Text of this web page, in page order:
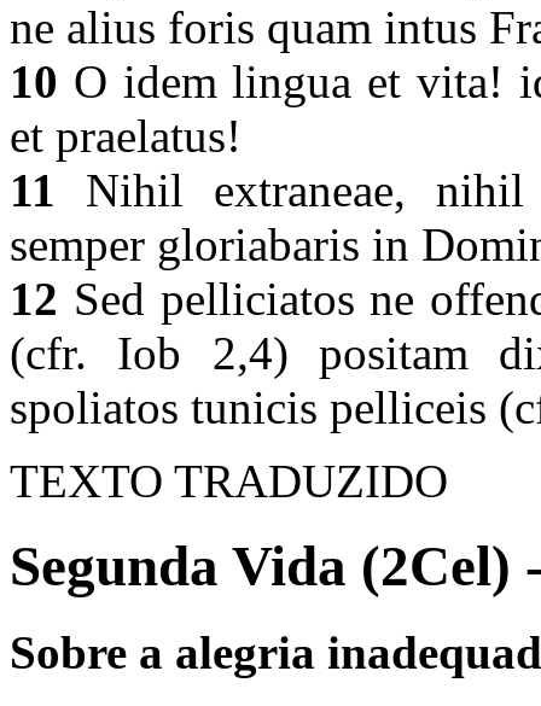
ne alius foris quam intus
10 O idem lingua et vita!
et praelatus!
11 Nihil extraneae,
semper gloriabaris in
12 Sed pelliciatos ne
(cfr. Iob 2,4) positam
spoliatos tunicis pelliceis
TEXTO TRADUZIDO
Segunda Vida (2Cel)
Sobre a alegria